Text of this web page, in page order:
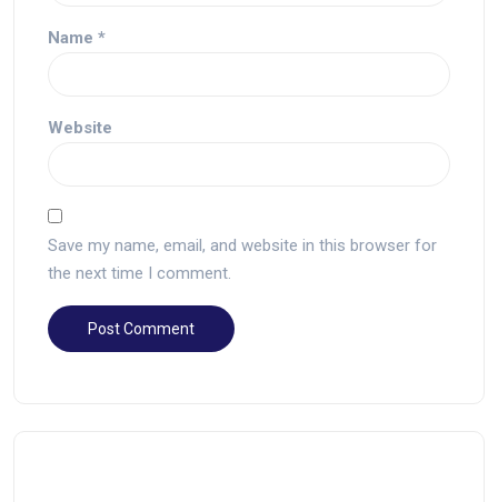
Name *
Website
Save my name, email, and website in this browser for
the next time I comment.